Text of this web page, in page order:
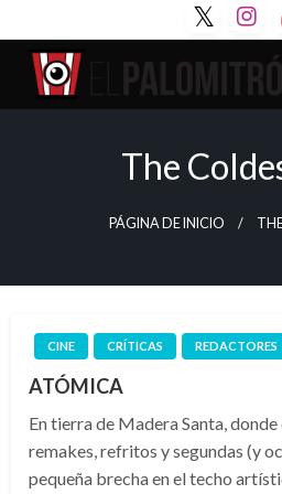
al
contenido
Tu espacio de la industria de
The
PÁGINA DE INICIO
CINE CRÍTICAS REDACTORES
ATÓMICA
En tierra de Madera Santa,
remakes, refritos y segundas (y
pequeña brecha en el techo